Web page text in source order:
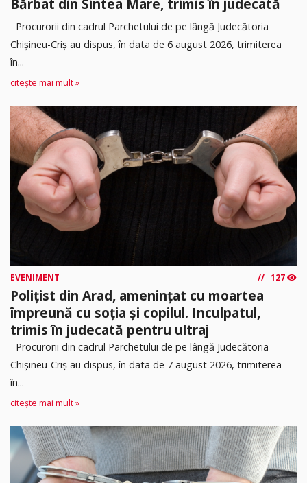
Bărbat din Sintea Mare, trimis în judecată
Procurorii din cadrul Parchetului de pe lângă Judecătoria
Chișineu-Criș au dispus, în data de 6 august 2026, trimiterea
în...
citește mai mult »
EVENIMENT 127
Polițist din Arad, amenințat cu moartea
împreună cu soția și copilul. Inculpatul,
trimis în judecată pentru ultraj
Procurorii din cadrul Parchetului de pe lângă Judecătoria
Chișineu-Criș au dispus, în data de 7 august 2026, trimiterea
în...
citește mai mult »